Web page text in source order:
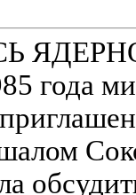
года